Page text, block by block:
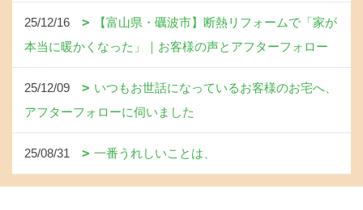
25/12/16
【富山県・礪波市】断熱リフォームで「家が
本当に暖かくなった」｜お客様の声とアフターフォロー
25/12/09
いつもお世話になっているお客様のお宅へ、
アフターフォローに伺いました
25/08/31 一番うれしいことは、